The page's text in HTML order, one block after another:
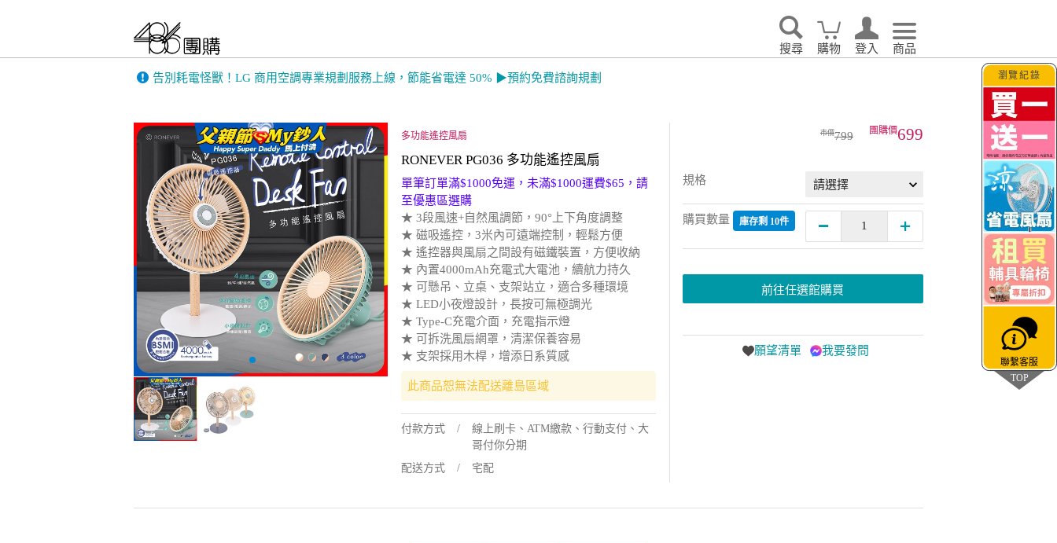
搜尋 購物 登入 商品
家電輕鬆租．LG家
多功能遙控風扇
RONEVER PG036 多功能遙控風扇
單筆訂單滿$1000免運，未滿$1000運費$65，請
至優惠區選購
★ 3段風速+自然風調節，90°上下角度調整
★ 磁吸遙控，3米內可遠端控制，輕鬆方便
★ 遙控器與風扇之間設有磁鐵裝置，方便收納
★ 內置4000mAh充電式大電池，續航力持久
★ 可懸吊、立桌、支架站立，適合多種環境
★ LED小夜燈設計，長按可無極調光
★ Type-C充電介面，充電指示燈
★ 可拆洗風扇網罩，清潔保養容易
★ 支架採用木桿，增添日系質感
此商品恕無法配送離島區域
付款方式
線上刷卡、ATM繳款、行動支付、大
哥付你分期
配送方式
宅配
799 699
規格
購買數量 庫存剩 10件
前往任選館購買
願望清單 我要發問
瀏覽紀錄
聯繫客服
TOP